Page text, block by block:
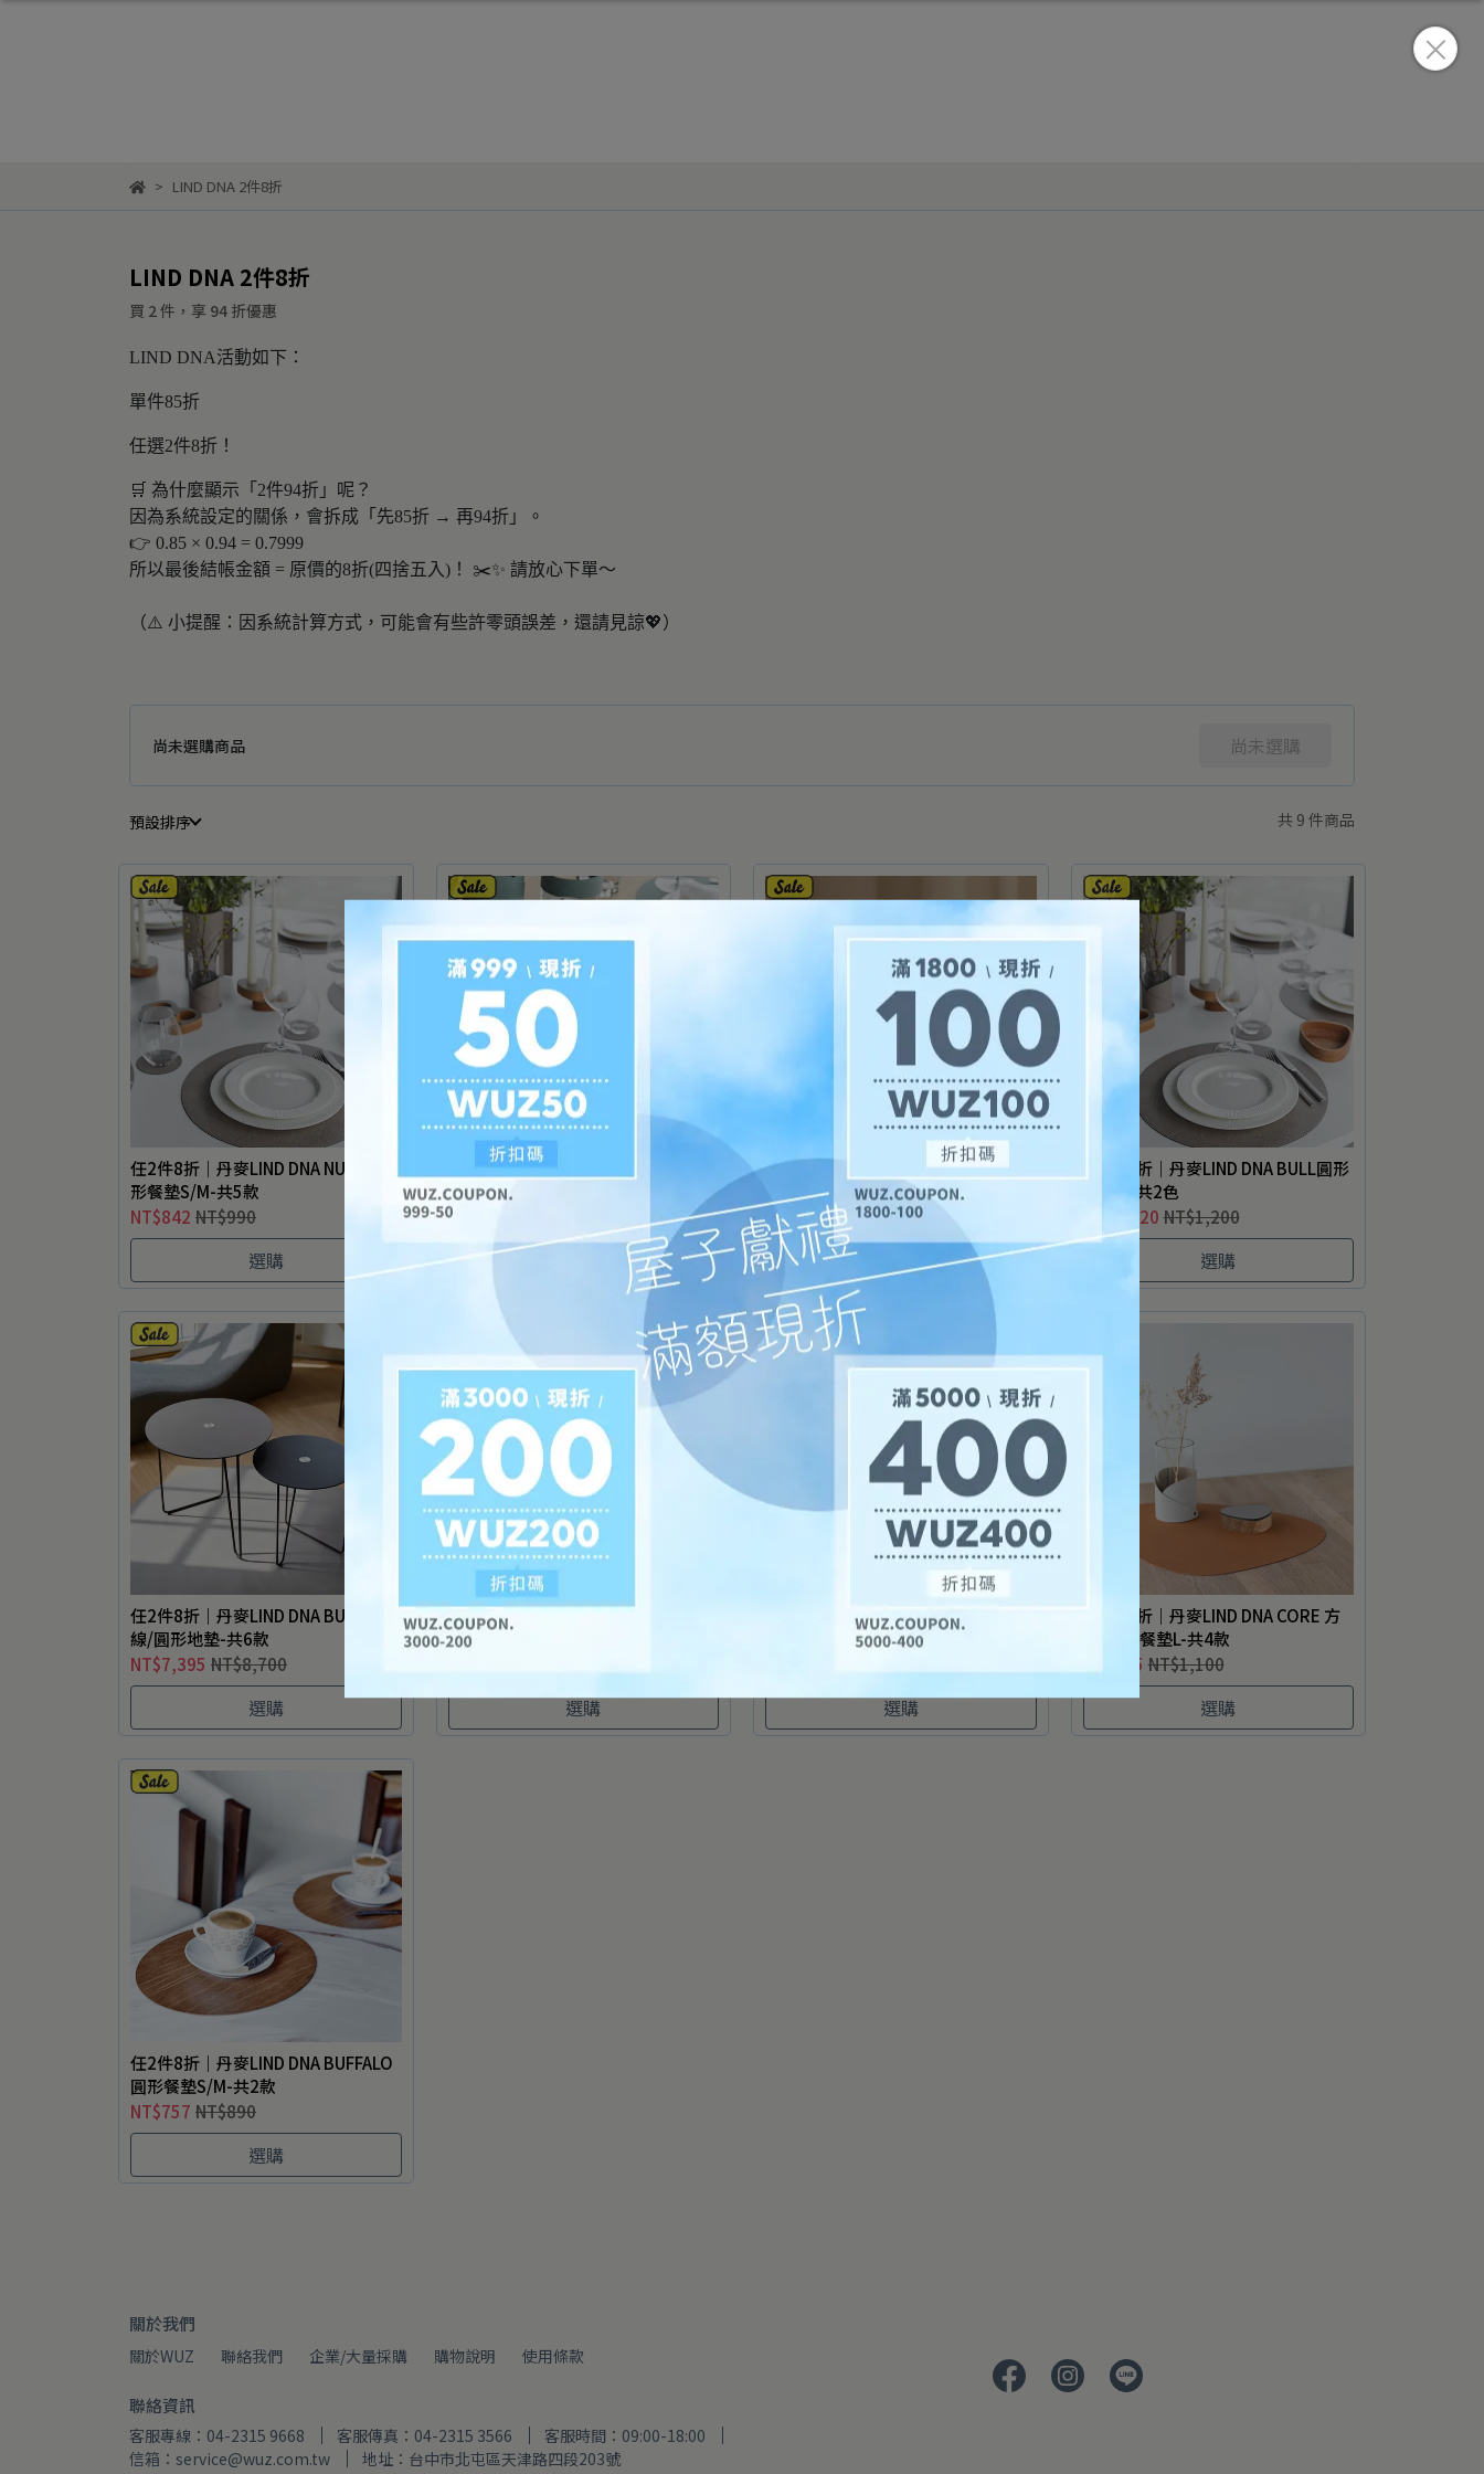
LIND DNA 2件8折
LIND DNA 2件8折
買 2 件， 享 94 折優惠
LIND DNA活動如下：
單件85折
任選2件8折！
🛒 為什麼顯示「2件94折」呢？
因為系統設定的關係，會拆成「先85折 → 再94折」。
👉 0.85 × 0.94 = 0.7999
所以最後結帳金額 = 原價的8折(四捨五入)！ ✂️✨ 請放心下單～
（⚠️ 小提醒：因系統計算方式，可能會有些許零頭誤差，還請見諒💖）
尚未選購商品 尚未選購
預設排序 共 9 件商品
任2件8折｜丹麥LIND DNA NUPO圓
形餐墊S/M-共5款
NT$842 NT$990
選購
任2件8折｜丹麥LIND DNA NUPO
HAPPY BEAR/雲朵/猴子餐墊-共6款
NT$1,343
任2件8折｜丹麥LIND DNA HIPPO 方
形/曲線/圓形餐墊L-共14款
NT$935NT$1,100
任2件8折｜丹麥LIND DNA BULL圓形
餐墊M-共2色
NT$1,020 NT$1,200
選購
任2件8折｜丹麥LIND DNA BULL曲
線/圓形地墊-共6款
NT$7,395 NT$8,700
選購
任2件8折｜丹麥LIND DNA
NUPO/HIPPO造型杯墊-共10款
選購
任2件8折｜丹麥LIND DNA CLOUD曲
線形地墊(淺灰)-共2款
選購
任2件8折｜丹麥LIND DNA CORE 方
形/曲線餐墊L-共4款
NT$935 NT$1,100
選購
任2件8折｜丹麥LIND DNA BUFFALO
圓形餐墊S/M-共2款
NT$757 NT$890
選購
關於我們
關於WUZ 聯絡我們 企業/大量採購 購物說明 使用條款
聯絡資訊
客服專線：04-2315 9668 客服傳真：04-2315 3566
客服時間：09:00-18:00
信箱：service@wuz.com.tw
地址：台中市北屯區天津路四段203號